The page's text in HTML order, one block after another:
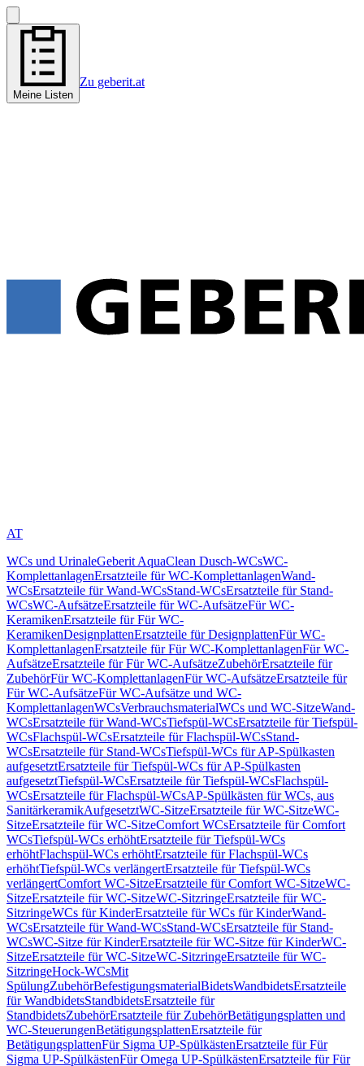
Meine Listen
Zu geberit.at
AT
WCs und UrinaleGeberit AquaClean Dusch-WCsWC-
KomplettanlagenErsatzteile für WC-KomplettanlagenWand-
WCsErsatzteile für Wand-WCsStand-WCsErsatzteile für Stand-
WCsWC-AufsätzeErsatzteile für WC-AufsätzeFür WC-
KeramikenErsatzteile für Für WC-
KeramikenDesignplattenErsatzteile für DesignplattenFür WC-
KomplettanlagenErsatzteile für Für WC-KomplettanlagenFür WC-
AufsätzeErsatzteile für Für WC-AufsätzeZubehörErsatzteile für
ZubehörFür WC-KomplettanlagenFür WC-AufsätzeErsatzteile für
Für WC-AufsätzeFür WC-Aufsätze und WC-
KomplettanlagenWCsVerbrauchsmaterialWCs und WC-SitzeWand-
WCsErsatzteile für Wand-WCsTiefspül-WCsErsatzteile für Tiefspül-
WCsFlachspül-WCsErsatzteile für Flachspül-WCsStand-
WCsErsatzteile für Stand-WCsTiefspül-WCs für AP-Spülkasten
aufgesetztErsatzteile für Tiefspül-WCs für AP-Spülkasten
aufgesetztTiefspül-WCsErsatzteile für Tiefspül-WCsFlachspül-
WCsErsatzteile für Flachspül-WCsAP-Spülkästen für WCs, aus
SanitärkeramikAufgesetztWC-SitzeErsatzteile für WC-SitzeWC-
SitzeErsatzteile für WC-SitzeComfort WCsErsatzteile für Comfort
WCsTiefspül-WCs erhöhtErsatzteile für Tiefspül-WCs
erhöhtFlachspül-WCs erhöhtErsatzteile für Flachspül-WCs
erhöhtTiefspül-WCs verlängertErsatzteile für Tiefspül-WCs
verlängertComfort WC-SitzeErsatzteile für Comfort WC-SitzeWC-
SitzeErsatzteile für WC-SitzeWC-SitzringeErsatzteile für WC-
SitzringeWCs für KinderErsatzteile für WCs für KinderWand-
WCsErsatzteile für Wand-WCsStand-WCsErsatzteile für Stand-
WCsWC-Sitze für KinderErsatzteile für WC-Sitze für KinderWC-
SitzeErsatzteile für WC-SitzeWC-SitzringeErsatzteile für WC-
SitzringeHock-WCsMit
SpülungZubehörBefestigungsmaterialBidetsWandbidetsErsatzteile
für WandbidetsStandbidetsErsatzteile für
StandbidetsZubehörErsatzteile für ZubehörBetätigungsplatten und
WC-SteuerungenBetätigungsplattenErsatzteile für
BetätigungsplattenFür Sigma UP-SpülkästenErsatzteile für Für
Sigma UP-SpülkästenFür Omega UP-SpülkästenErsatzteile für Für